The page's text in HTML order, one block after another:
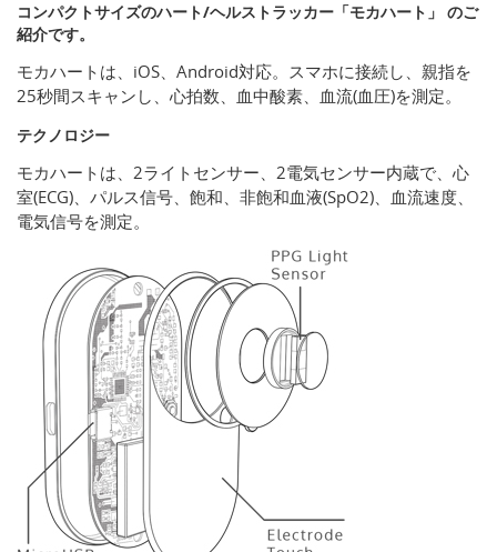
コンパクトサイズのハート/ヘルストラッカー「モカハート」 のご
紹介です。
モカハートは、iOS、Android対応。スマホに接続し、親指を
25秒間スキャンし、心拍数、血中酸素、血流(血圧)を測定。
テクノロジー
モカハートは、2ライトセンサー、2電気センサー内蔵で、心
室(ECG)、パルス信号、飽和、非飽和血液(SpO2)、血流速度、
電気信号を測定。